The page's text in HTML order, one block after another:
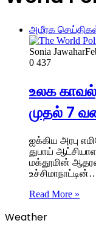
அமீரக
Sonia Jawahar
0 437
உலக
முதல் 7
ஐக்கிய அரபு
துபாய்
மக்தூமின்
Read More »
Weather